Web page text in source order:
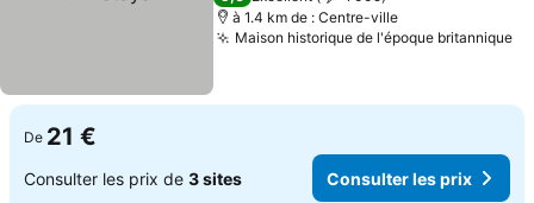
à 1.4 km de : Centre-ville
Maison historique de l'époque britannique
De 21 €
Consulter les prix de 3 sites Consulter les prix